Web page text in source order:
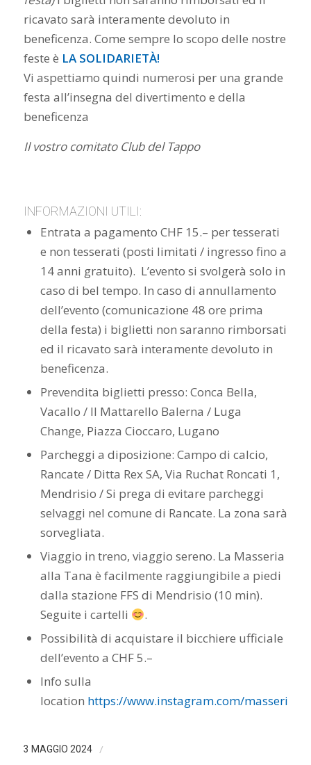
ricavato sarà interamente devoluto in
beneficenza. Come sempre lo scopo delle nostre
feste è LA SOLIDARIETÀ!
Vi aspettiamo quindi numerosi per una grande
festa all’insegna del divertimento e della
beneficenza
Il vostro comitato Club del Tappo
INFORMAZIONI UTILI:
Entrata a pagamento CHF 15.– per tesserati
e non tesserati (posti limitati / ingresso fino a
14 anni gratuito). L’evento si svolgerà solo in
caso di bel tempo. In caso di annullamento
dell’evento (comunicazione 48 ore prima
della festa) i biglietti non saranno rimborsati
ed il ricavato sarà interamente devoluto in
beneficenza.
Prevendita biglietti presso: Conca Bella,
Vacallo / Il Mattarello Balerna / Luga
Change, Piazza Cioccaro, Lugano
Parcheggi a diposizione: Campo di calcio,
Rancate / Ditta Rex SA, Via Ruchat Roncati 1,
Mendrisio / Si prega di evitare parcheggi
selvaggi nel comune di Rancate. La zona sarà
sorvegliata.
Viaggio in treno, viaggio sereno. La Masseria
alla Tana è facilmente raggiungibile a piedi
dalla stazione FFS di Mendrisio (10 min).
Seguite i cartelli
.
Possibilità di acquistare il bicchiere ufficiale
dell’evento a CHF 5.–
Info sulla
location https://www.instagram.com/
3 MAGGIO 2024 /